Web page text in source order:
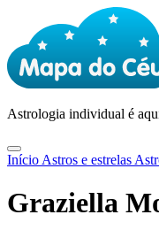
Astrologia individual é
Início Astros e estrelas
Graziella